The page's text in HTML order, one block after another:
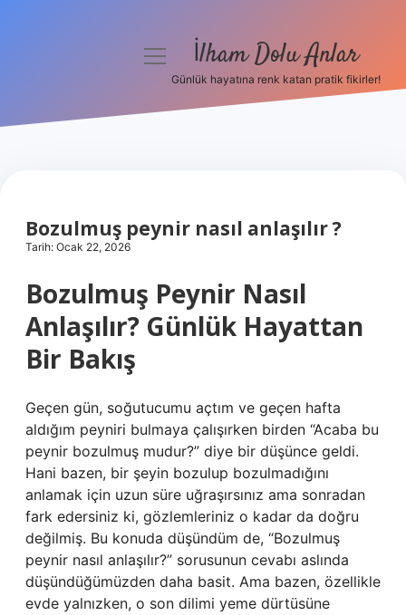
Hakkımızda
menüyü İlham Dolu Anlar
Günlük hayatına renk katan pratik fikirler!
Bozulmuş peynir nasıl anlaşılır ?
Tarih: Ocak 22, 2026
Bozulmuş Peynir Nasıl
Anlaşılır? Günlük Hayattan
Bir Bakış
Geçen gün, soğutucumu açtım ve geçen hafta
aldığım peyniri bulmaya çalışırken birden “Acaba bu
peynir bozulmuş mudur?” diye bir düşünce geldi.
Hani bazen, bir şeyin bozulup bozulmadığını
anlamak için uzun süre uğraşırsınız ama sonradan
fark edersiniz ki, gözlemleriniz o kadar da doğru
değilmiş. Bu konuda düşündüm de, “Bozulmuş
peynir nasıl anlaşılır?” sorusunun cevabı aslında
düşündüğümüzden daha basit. Ama bazen, özellikle
evde yalnızken, o son dilimi yeme dürtüsüne